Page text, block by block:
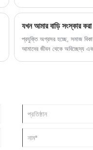
প্রযুক্তি অগ্রসর হচ্ছে, সমাজ
আমাদের জীবন থেকে অবিচ্ছেদ্য